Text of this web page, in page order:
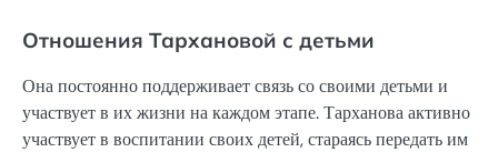
Отношения Тархановой с детьми
Она постоянно поддерживает связь со своими детьми и
участвует в их жизни на каждом этапе. Тарханова активно
участвует в воспитании своих детей, стараясь передать им